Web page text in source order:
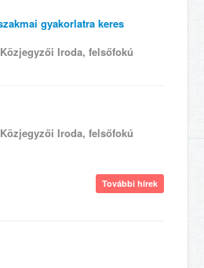
gyakorlatra keres
Iroda, felsőfokú
Iroda, felsőfokú
További hírek